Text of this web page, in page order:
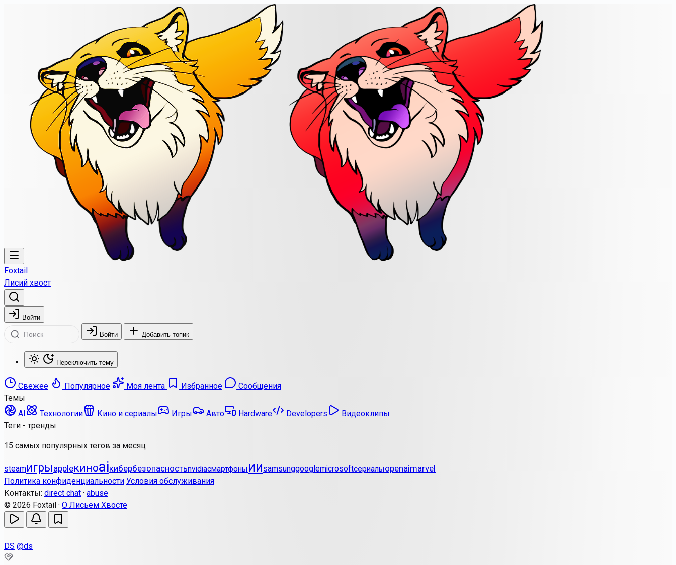
Foxtail
Лисий хвост
Войти
Войти Добавить топик
Переключить тему
Свежее Популярное Моя лента Избранное
Сообщения
Темы
AI
Технологии Кино и сериалы Игры Авто Hardware Developers
Видеоклипы
Теги - тренды
15 самых популярных тегов за месяц
steamигрыappleкиноaiкибербезопасностьnvidiaсмартфоныииsamsunggooglemicrosoftсериалыopenaimarvel
Политика конфиденциальности Условия обслуживания
Контакты: direct chat · abuse
© 2026 Foxtail · О Лисьем Хвосте
DS @ds